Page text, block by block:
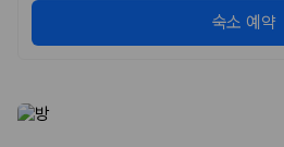
숙소 예약